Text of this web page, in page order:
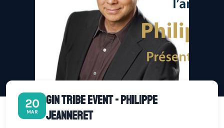
20
MAR
GIN Tribe Event - Philippe
Jeanneret